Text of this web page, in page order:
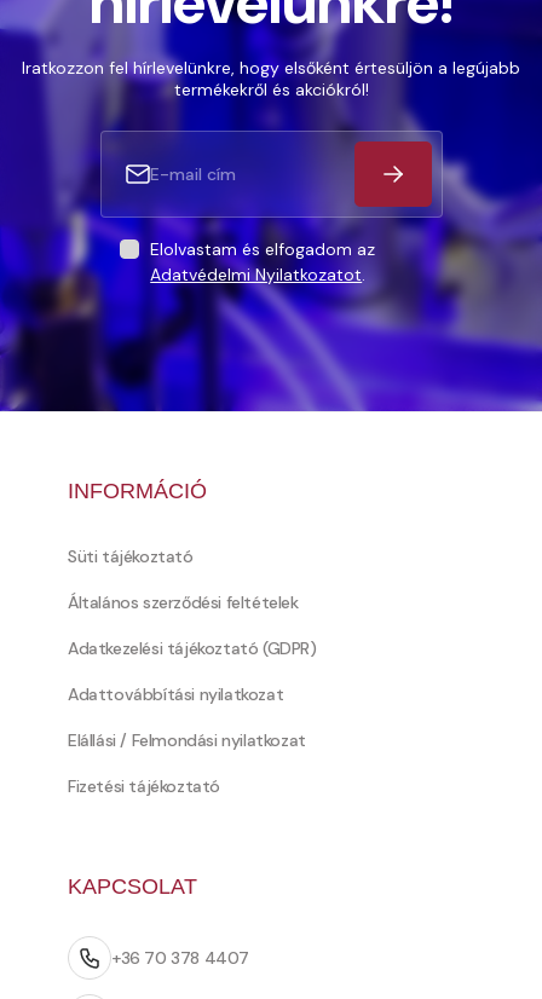
Iratkozzon fel hírlevelünkre, hogy elsőként értesüljön a legújabb
termékekről és akciókról!
Elolvastam és elfogadom az
Adatvédelmi Nyilatkozatot.
INFORMÁCIÓ
Süti tájékoztató
Általános szerződési feltételek
Adatkezelési tájékoztató (GDPR)
Adattovábbítási nyilatkozat
Elállási / Felmondási nyilatkozat
Fizetési tájékoztató
KAPCSOLAT
+36 70 378 4407